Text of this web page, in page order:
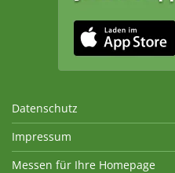
Datenschutz
Impressum
Messen für Ihre Homepage